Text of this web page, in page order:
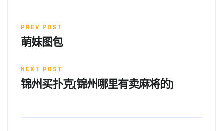
PREV POST
萌妹图包
NEXT POST
锦州买扑克(锦州哪里有卖麻将的)